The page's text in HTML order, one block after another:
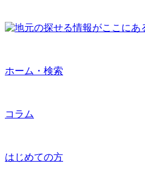
ホーム・検索
コラム
はじめての方